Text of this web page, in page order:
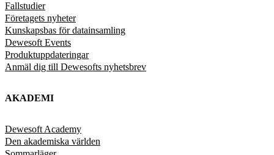
Fallstudier
Företagets nyheter
Kunskapsbas för datainsamling
Dewesoft Events
Produktuppdateringar
Anmäl dig till Dewesofts nyhetsbrev
AKADEMI
Dewesoft Academy
Den akademiska världen